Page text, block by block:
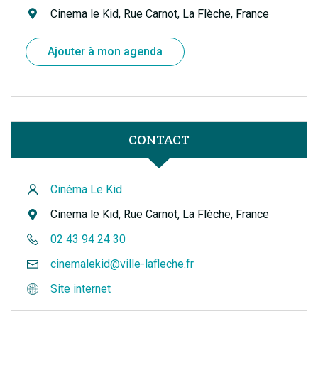
Cinema le Kid, Rue Carnot, La Flèche, France
Ajouter à mon agenda
CONTACT
Cinéma Le Kid
Cinema le Kid, Rue Carnot, La Flèche, France
02 43 94 24 30
cinemalekid@ville-lafleche.fr
Site internet